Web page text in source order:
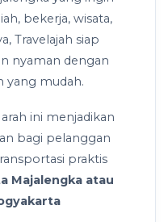
bekerja, wisata,
Travelajah siap
nyaman dengan
yang mudah.
ini menjadikan
bagi pelanggan
praktis
Majalengka atau